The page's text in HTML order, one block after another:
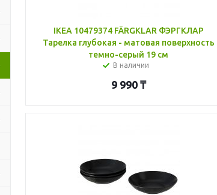
IKEA 10479374 FÄRGKLAR ФЭРГКЛАР
Тарелка глубокая - матовая поверхность
темно-серый 19 см
В наличии
9 990₸